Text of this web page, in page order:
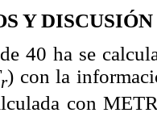
Y DISCUSIÓN
40 ha se
r) con la
con